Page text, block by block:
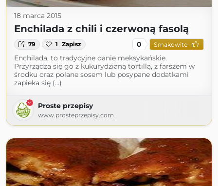
18 marca 2015
Enchilada z chili i czerwoną fasolą
79 1 Zapisz 0 Smakowite
Enchilada, to tradycyjne danie meksykańskie.
Przyrządza się go z kukurydzianą tortillą, z farszem w
środku oraz polane sosem lub posypane dodatkami
zapieka się (...)
Proste przepisy
www.prosteprzepisy.com